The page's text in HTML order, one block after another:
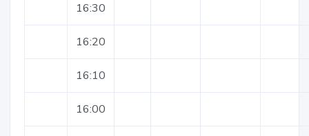
16:30
16:20
16:10
16:00